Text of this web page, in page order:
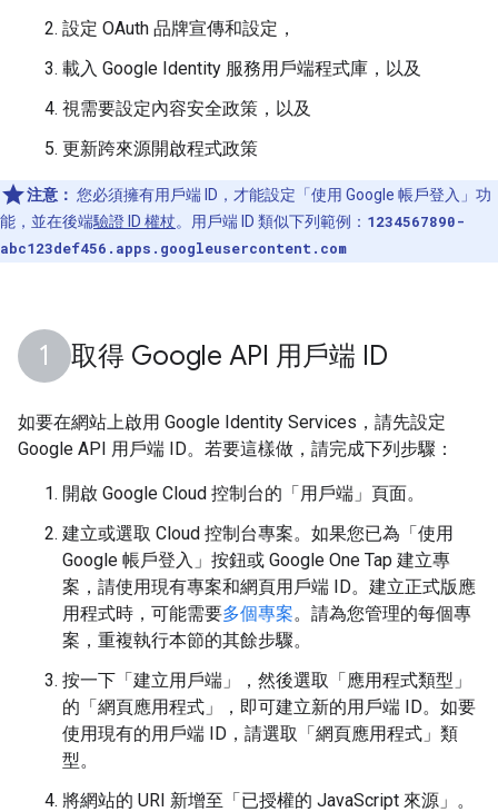
設定 OAuth 品牌宣傳和設定，
載入 Google Identity 服務用戶端程式庫，以及
視需要設定內容安全政策，以及
更新跨來源開啟程式政策
注意： 您必須擁有用戶端 ID，才能設定「使用 Google 帳戶登入」功
能，並在後端驗證 ID 權杖。用戶端 ID 類似下列範例： 1234567890-
abc123def456.apps.googleusercontent.com
取得 Google API 用戶端 ID
如要在網站上啟用 Google Identity Services，請先設定
Google API 用戶端 ID。若要這樣做，請完成下列步驟：
開啟 Google Cloud 控制台的「用戶端」頁面。
建立或選取 Cloud 控制台專案。如果您已為「使用
Google 帳戶登入」按鈕或 Google One Tap 建立專
案，請使用現有專案和網頁用戶端 ID。建立正式版應
用程式時，可能需要多個專案。請為您管理的每個專
案，重複執行本節的其餘步驟。
按一下「建立用戶端」
，然後選取「應用程式類型」
的「網頁應用程式」
，即可建立新的用戶端 ID。如要
使用現有的用戶端 ID，請選取「網頁應用程式」 類
型。
將網站的 URI 新增至「已授權的 JavaScript 來源」 。